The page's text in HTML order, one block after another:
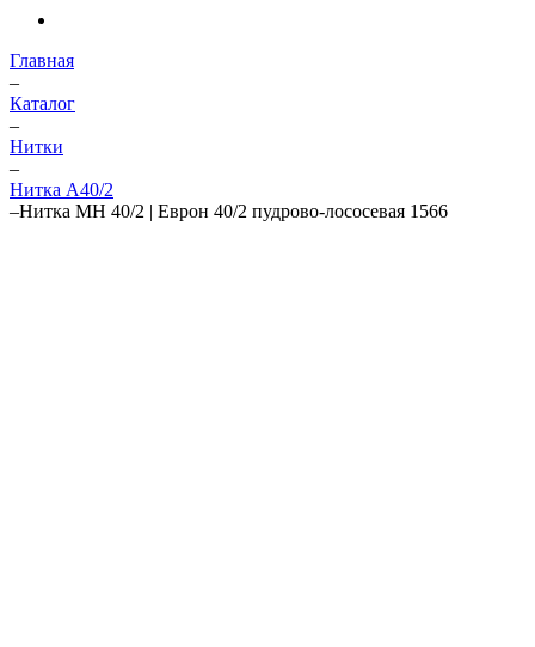
Главная
–
Каталог
–
Нитки
–
Нитка А40/2
–Нитка МН 40/2 | Еврон 40/2 пудрово-лососевая 1566